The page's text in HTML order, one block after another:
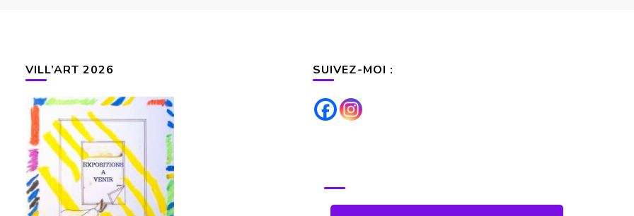
VILL’ART 2026 SUIVEZ-MOI :